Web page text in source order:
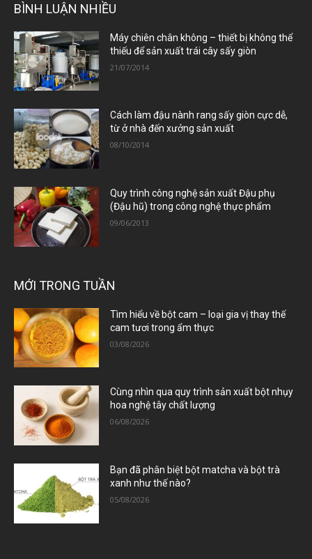
BÌNH LUẬN NHIỀU
Máy chiên chân không – thiết bị không thể
thiếu để sản xuất trái cây sấy giòn
21/07/2014
Cách làm đậu nành rang sấy giòn cực dễ,
từ ở nhà đến xưởng sản xuất
08/10/2014
Quy trình công nghệ sản xuất Đậu phụ
(Đậu hũ) trong công nghệ thực phẩm
09/06/2013
MỚI TRONG TUẦN
Tìm hiểu về bột cam – loại gia vị thay thế
cam tươi trong ẩm thực
03/08/2026
Cùng nhìn qua quy trình sản xuất bột nhụy
hoa nghệ tây chất lượng
06/08/2026
Bạn đã phân biệt bột matcha và bột trà
xanh như thế nào?
05/08/2026